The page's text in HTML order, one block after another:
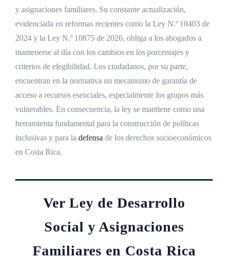
y asignaciones familiares. Su constante actualización,
evidenciada en reformas recientes como la Ley N.º 10403 de
2024 y la Ley N.º 10875 de 2026, obliga a los abogados a
mantenerse al día con los cambios en los porcentajes y
criterios de elegibilidad. Los ciudadanos, por su parte,
encuentran en la normativa un mecanismo de garantía de
acceso a recursos esenciales, especialmente los grupos más
vulnerables. En consecuencia, la ley se mantiene como una
herramienta fundamental para la construcción de políticas
inclusivas y para la defensa de los derechos socioeconómicos
en Costa Rica.
Ver Ley de Desarrollo
Social y Asignaciones
Familiares en Costa Rica